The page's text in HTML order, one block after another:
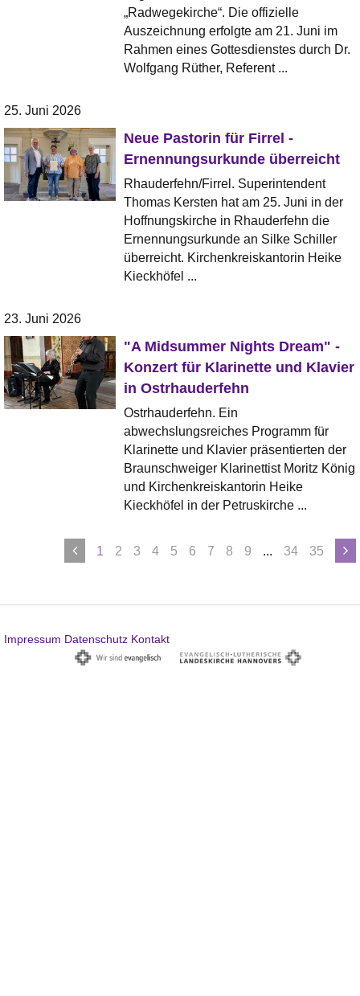
„Radwegekirche“. Die offizielle
Auszeichnung erfolgte am 21. Juni im
Rahmen eines Gottesdienstes durch Dr.
Wolfgang Rüther, Referent ...
25. Juni 2026
Neue Pastorin für Firrel -
Ernennungsurkunde überreicht
Rhauderfehn/Firrel. Superintendent
Thomas Kersten hat am 25. Juni in der
Hoffnungskirche in Rhauderfehn die
Ernennungsurkunde an Silke Schiller
überreicht. Kirchenkreiskantorin Heike
Kieckhöfel ...
23. Juni 2026
"A Midsummer Nights Dream" -
Konzert für Klarinette und Klavier
in Ostrhauderfehn
Ostrhauderfehn. Ein
abwechslungsreiches Programm für
Klarinette und Klavier präsentierten der
Braunschweiger Klarinettist Moritz König
und Kirchenkreiskantorin Heike
Kieckhöfel in der Petruskirche ...
1 2 3 4 5 6 7 8 9 ... 34 35
Impressum Datenschutz Kontakt